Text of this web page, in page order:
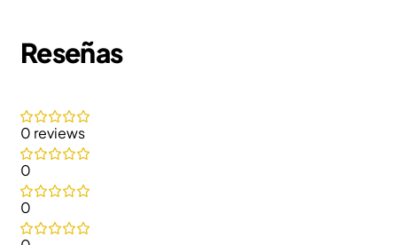
Reseñas
0 reviews
0
0